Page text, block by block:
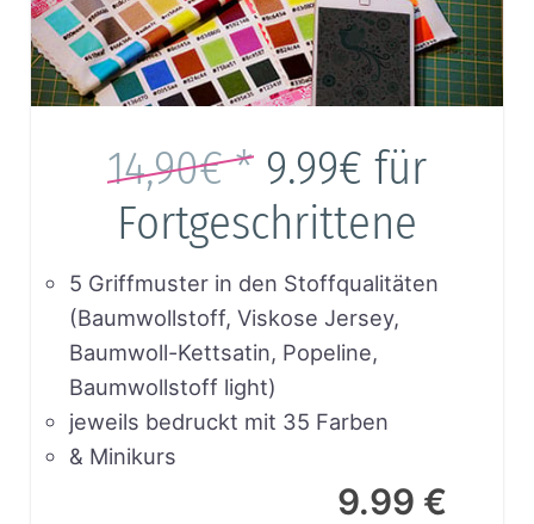
14,90€ * 9.99€ für
Fortgeschrittene
5 Griffmuster in den Stoffqualitäten
(Baumwollstoff, Viskose Jersey,
Baumwoll-Kettsatin, Popeline,
Baumwollstoff light)
jeweils bedruckt mit 35 Farben
& Minikurs
9.99 €